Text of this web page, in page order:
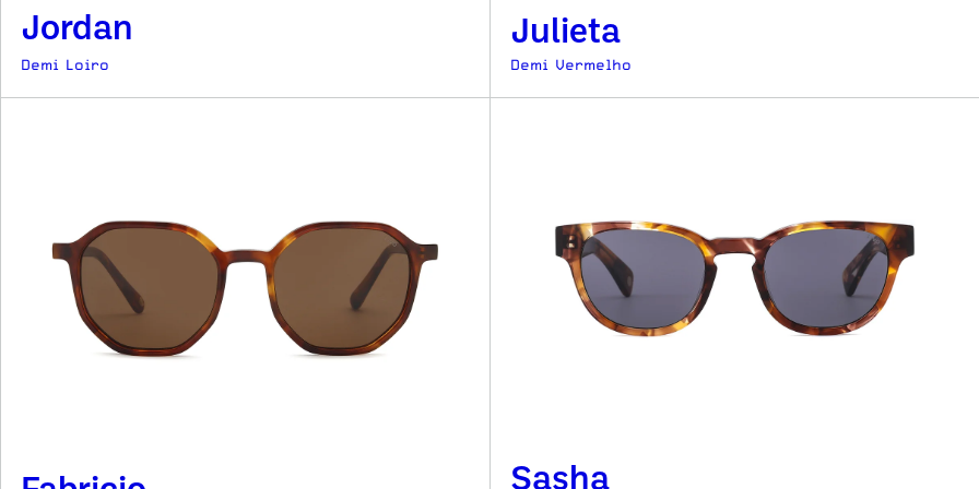
Julieta
Demi Vermelho
Jordan
Demi Loiro
Sasha